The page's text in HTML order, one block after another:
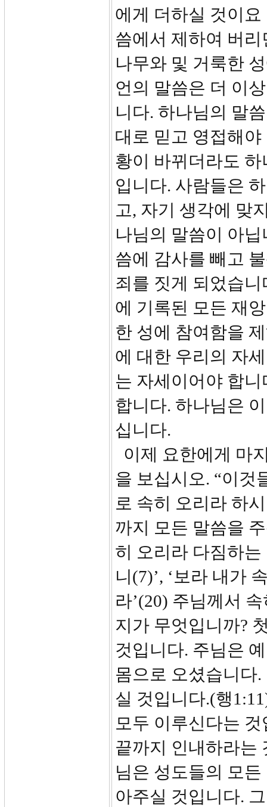
에게 더하실 것이
씀에서 제하여 버
나무와 및 거룩한
언의 말씀은 더 이
니다. 하나님의 말
대로 믿고 영접해
황이 바뀌더라도
입니다. 사람들은
고, 자기 생각에 맞
나님의 말씀이 아
씀에 감사를 빼고
죄를 짓게 되었습
에 기록된 모든 재
한 성에 참여함을
에 대한 우리의 자
는 자세이어야 합
합니다. 하나님은
십니다.
이제 요한에게 마
을 보십시오. “이것
로 속히 오리라 하
까지 모든 말씀을
히 오리라 다짐하
니(7)’, ‘보라 내가
라’(20) 주님께서
지가 무엇입니까?
것입니다. 주님은
몸으로 오셨습니다
실 것입니다.(행
모두 이루신다는
끝까지 인내하라는
님은 성도들의 모
아주실 것입니다.